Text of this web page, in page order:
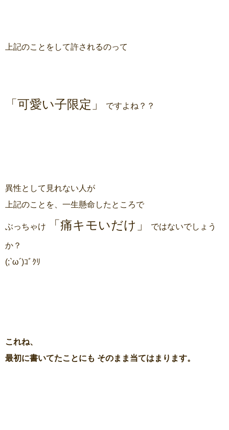
上記のことをして許されるのって
「可愛い子限定」 ですよね？？
異性として見れない人が
上記のことを、一生懸命したところで
ぶっちゃけ 「痛キモいだけ」 ではないでしょう
か？
(;`ω´)ｺﾞｸﾘ
これね、
最初に書いてたことにも そのまま当てはまります。